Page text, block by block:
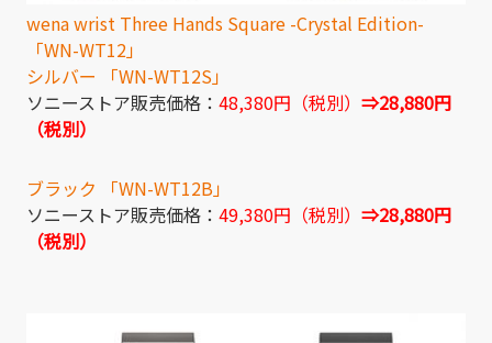
wena wrist Three Hands Square -Crystal Edition-
「WN-WT12」
シルバー 「WN-WT12S」
ソニーストア販売価格： 48,380円（税別） ⇒28,880円
（税別）
ブラック 「WN-WT12B」
ソニーストア販売価格： 49,380円（税別） ⇒28,880円
（税別）